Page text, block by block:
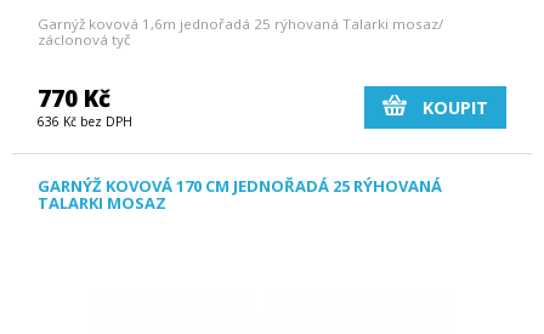
Garnýž kovová 1,6m jednořadá 25 rýhovaná Talarki mosaz/
záclonová tyč
770 Kč
636 Kč bez DPH
KOUPIT
GARNÝŽ KOVOVÁ 170 CM JEDNOŘADÁ 25 RÝHOVANÁ
TALARKI MOSAZ